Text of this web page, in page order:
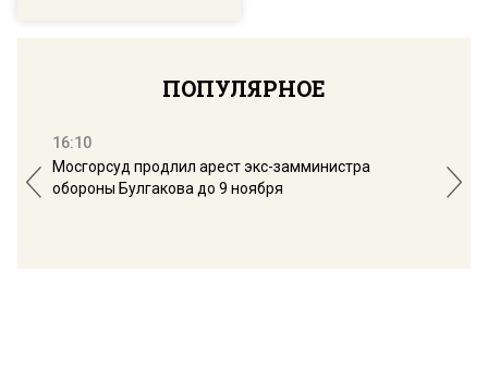
ПОПУЛЯРНОЕ
16:10
Мосгорсуд продлил арест экс-замминистра
обороны Булгакова до 9 ноября